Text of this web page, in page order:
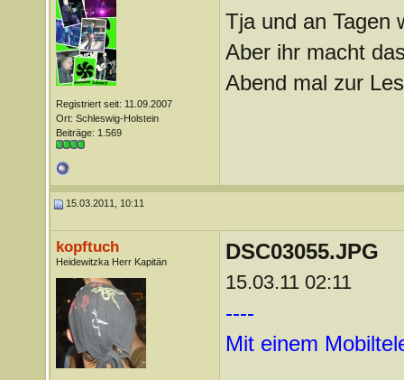
Registriert seit: 11.09.2007
Ort: Schleswig-Holstein
Beiträge: 1.569
Tja und an Tagen
Aber ihr macht
Abend mal zur
15.03.2011, 10:11
kopftuch
Heidewitzka Herr Kapitän DSC03055.JPG
15.03.11 02:11
----
Mit einem